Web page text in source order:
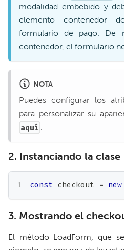
modalidad embebido y
elemento contenedor
formulario de pago. De
contenedor, el formulario
NOTA
Puedes configurar los
para personalizar su
aquí .
2. Instanciando la clase
const checkout = new
3. Mostrando el
El método LoadForm, que